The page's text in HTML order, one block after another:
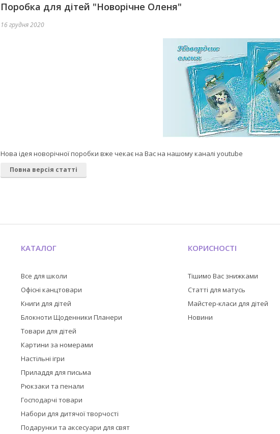
Поробка для дітей "Новорічне Оленя"
16 грудня 2020
Нова ідея новорічної поробки вже чекає на Вас на нашому каналі youtube
Повна версія статті
КАТАЛОГ
Все для школи
Офісні канцтовари
Книги для дітей
Блокноти Щоденники Планери
Товари для дітей
Картини за номерами
Настільні ігри
Приладдя для письма
Рюкзаки та пенали
Господарчі товари
Набори для дитячої творчості
Подарунки та аксесуари для свят
КОРИСНОСТІ
Тішимо Вас знижками
Статті для матусь
Майстер-класи для дітей
Новини